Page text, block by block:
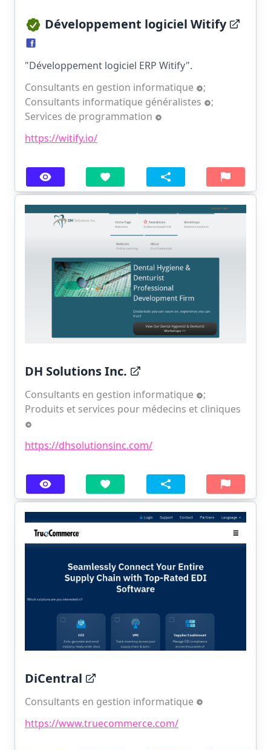
Développement logiciel Witify
"Développement logiciel ERP Witify".
Consultants en gestion informatique
;
Consultants informatique généralistes
;
Services de programmation
https://witify.io/
DH Solutions Inc.
Consultants en gestion informatique
;
Produits et services pour médecins et cliniques
https://dhsolutionsinc.com/
DiCentral
Consultants en gestion informatique
https://www.truecommerce.com/